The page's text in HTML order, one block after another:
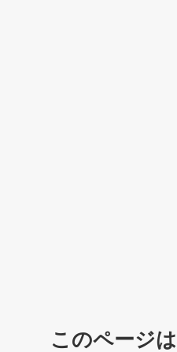
このページ